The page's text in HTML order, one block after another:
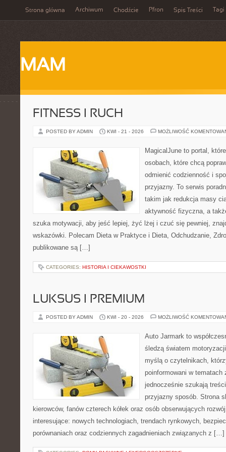
Strona główna Archiwum Chodźcie Pfron Spis Treści Tagi
MAM
FITNESS I RUCH
POSTED BY ADMIN KWI - 21 - 2026 MOŻLIWOŚĆ
MagicalJune to portal,
osobach, które chcą
odmienić codzienność i
przyjazny. To serwis
takim jak redukcja masy
aktywność fizyczna, a
szuka motywacji, aby jeść lepiej, żyć lżej i czuć się pewniej,
wskazówki. Polecam Dieta w Praktyce i Dieta, Odchudzanie,
publikowane są […]
CATEGORIES: HISTORIA I CIEKAWOSTKI
LUKSUS I PREMIUM
POSTED BY ADMIN KWI - 20 - 2026 MOŻLIWOŚĆ
Auto Jarmark to
śledzą światem
myślą o czytelnikach,
poinformowani w
jednocześnie szukają
przyjazny sposób. Strona
kierowców, fanów czterech kółek oraz osób obserwujących
interesujące: nowych technologiach, trendach rynkowych,
porównaniach oraz codziennych zagadnieniach związanych z […]